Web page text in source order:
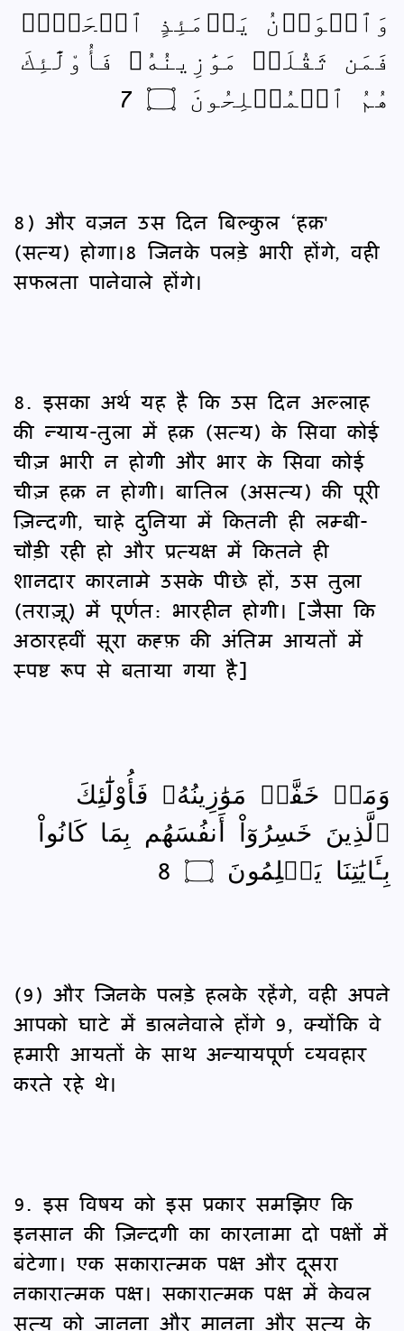
وَٱلۡوَزۡنُ يَوۡمَئِذٍ ٱلۡحَقُّۚ
فَمَن ثَقُلَتۡ مَوَٰزِينُهُۥ فَأُوْلَٰٓئِكَ
هُمُ ٱلۡمُفۡلِحُونَ ۝ 7
8) और वज़न उस दिन बिल्कुल ‘हक़'
(सत्य) होगा।8 जिनके पलड़े भारी होंगे, वही
सफलता पानेवाले होंगे।
8. इसका अर्थ यह है कि उस दिन अल्लाह
की न्याय-तुला में हक़ (सत्य) के सिवा कोई
चीज़ भारी न होगी और भार के सिवा कोई
चीज़ हक़ न होगी। बातिल (असत्य) की पूरी
ज़िन्दगी, चाहे दुनिया में कितनी ही लम्बी-
चौड़ी रही हो और प्रत्यक्ष में कितने ही
शानदार कारनामे उसके पीछे हों, उस तुला
(तराज़ू) में पूर्णत: भारहीन होगी। [जैसा कि
अठारहवीं सूरा कह्फ़ की अंतिम आयतों में
स्पष्ट रूप से बताया गया है]
وَمَنۡ خَفَّتۡ مَوَٰزِينُهُۥ فَأُوْلَٰٓئِكَ
ٱلَّذِينَ خَسِرُوٓاْ أَنفُسَهُم بِمَا كَانُواْ
بِـَٔايَٰتِنَا يَظۡلِمُونَ ۝ 8
(9) और जिनके पलड़े हलके रहेंगे, वही अपने
आपको घाटे में डालनेवाले होंगे 9, क्योंकि वे
हमारी आयतों के साथ अन्यायपूर्ण व्यवहार
करते रहे थे।
9. इस विषय को इस प्रकार समझिए कि
इनसान की ज़िन्दगी का कारनामा दो पक्षों में
बंटेगा। एक सकारात्मक पक्ष और दूसरा
नकारात्मक पक्ष। सकारात्मक पक्ष में केवल
सत्य को जानना और मानना और सत्य के